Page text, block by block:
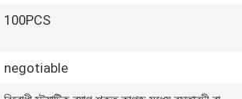
100PCS
negotiable